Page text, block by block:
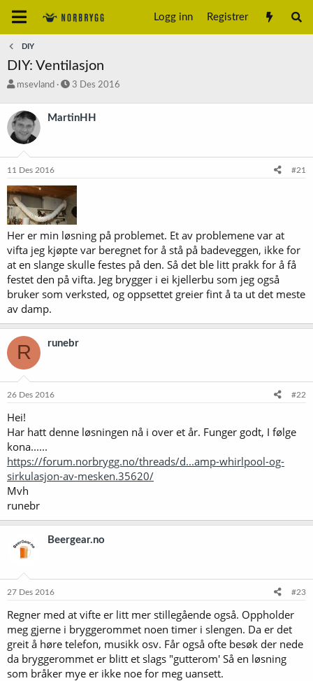
Logg inn Registrer
DIY
DIY: Ventilasjon
T
å
d
s
a
t
e
r
msevland
S
r
a
o
3 Des 2016
MartinHH
11 Des 2016 #21
Her er min løsning på problemet. Et av problemene var at
vifta jeg kjøpte var beregnet for å stå på badeveggen, ikke for
at en slange skulle festes på den. Så det ble litt prakk for å få
festet den på vifta. Jeg brygger i ei kjellerbu som jeg også
bruker som verksted, og oppsettet greier fint å ta ut det meste
av damp.
R runebr
26 Des 2016 #22
Hei!
Har hatt denne løsningen nå i over et år. Funger godt, I følge
kona......
https://forum.norbrygg.no/threads/d...amp-whirlpool-og-
sirkulasjon-av-mesken.35620/
Mvh
runebr
Beergear.no
27 Des 2016 #23
Regner med at vifte er litt mer stillegående også. Oppholder
meg gjerne i bryggerommet noen timer i slengen. Da er det
greit å høre telefon, musikk osv. Får også ofte besøk der nede
da bryggerommet er blitt et slags "gutterom' Så en løsning
som bråker mye er ikke noe for meg uansett.